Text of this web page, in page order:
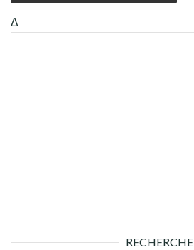
Δ
RECHERCHE